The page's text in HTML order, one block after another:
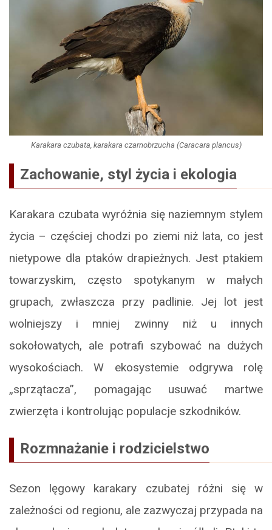
Karakara czubata, karakara czarnobrzucha (Caracara plancus)
Zachowanie, styl życia i ekologia
Karakara czubata wyróżnia się naziemnym stylem
życia – częściej chodzi po ziemi niż lata, co jest
nietypowe dla ptaków drapieżnych. Jest ptakiem
towarzyskim, często spotykanym w małych
grupach, zwłaszcza przy padlinie. Jej lot jest
wolniejszy i mniej zwinny niż u innych
sokołowatych, ale potrafi szybować na dużych
wysokościach. W ekosystemie odgrywa rolę
„sprzątacza”, pomagając usuwać martwe
zwierzęta i kontrolując populacje szkodników.
Rozmnażanie i rodzicielstwo
Sezon lęgowy karakary czubatej różni się w
zależności od regionu, ale zazwyczaj przypada na